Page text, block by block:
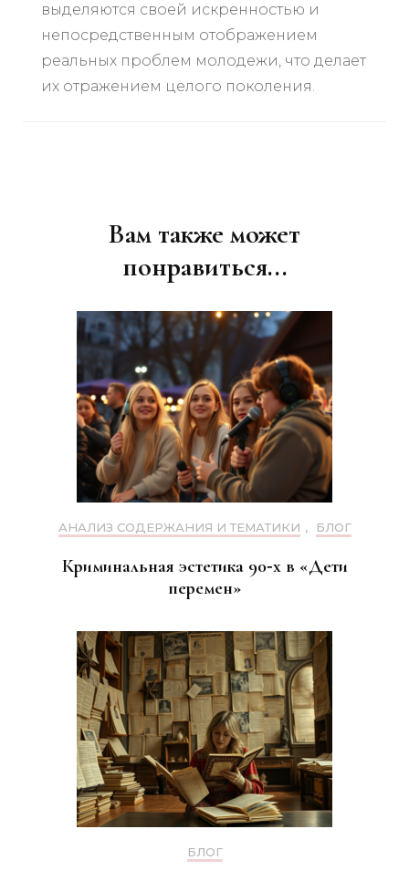
выделяются своей искренностью и
непосредственным отображением
реальных проблем молодежи, что делает
их отражением целого поколения.
записямВам также может
понравиться...
АНАЛИЗ СОДЕРЖАНИЯ И ТЕМАТИКИ , БЛОГ
Криминальная эстетика 90‑х в «Дети
перемен»
БЛОГ